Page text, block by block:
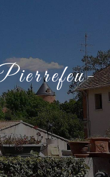
Pierrefeu-